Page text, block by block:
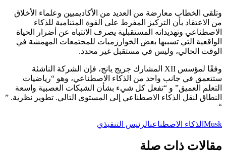
وتلقى الخطاب معارضة من العديد من الأكاديميين وعلماء الأخلاق
من الاعتقاد بأن التركيز المفرط على القوة المتنامية للذكاء
الاصطناعي وتهديداته المستقبلية يصرف الانتباه عن أضرار الحياة
الواقعية التي تسببها بعض الخوارزميات للمجتمعات المهمشة في
الوقت الحالي، وليس في مستقبل غير محدد.
وفقًا لمؤسس XII المشارك جريج يانج، فإن الشركة الناشئة
ستتعمق في جانب واحد من الذكاء الاصطناعي، وهو “رياضيات
التعلم العميق” و “تفعل كل شيء بشأن الشبكات العصبية واسعة
النطاق لنقل الذكاء الاصطناعي إلى المستوى التالي. تطوير نظرية. ”
“
Musk الذكاء الاصطناعيالرئيس التنفيذي
مقالات ذات صلة